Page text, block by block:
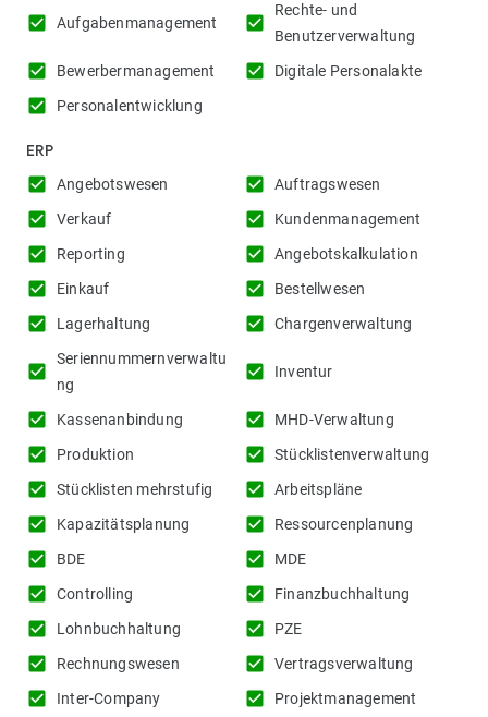
check_box Aufgabenmanagement check_box
Rechte- und
Benutzerverwaltung
check_box Bewerbermanagement check_box Digitale Personalakte
check_box Personalentwicklung
ERP
check_box Angebotswesen check_box Auftragswesen
check_box Verkauf check_box Kundenmanagement
check_box Reporting check_box Angebotskalkulation
check_box Einkauf check_box Bestellwesen
check_box Lagerhaltung check_box Chargenverwaltung
check_box
Seriennummernverwaltu
ng
check_box Inventur
check_box Kassenanbindung check_box MHD-Verwaltung
check_box Produktion check_box Stücklistenverwaltung
check_box Stücklisten mehrstufig check_box Arbeitspläne
check_box Kapazitätsplanung check_box Ressourcenplanung
check_box BDE check_box MDE
check_box Controlling check_box Finanzbuchhaltung
check_box Lohnbuchhaltung check_box PZE
check_box Rechnungswesen check_box Vertragsverwaltung
check_box Inter-Company check_box Projektmanagement